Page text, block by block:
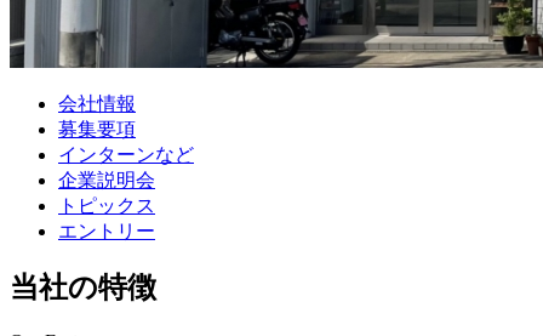
会社情報
募集要項
インターンなど
企業説明会
トピックス
エントリー
当社の特徴